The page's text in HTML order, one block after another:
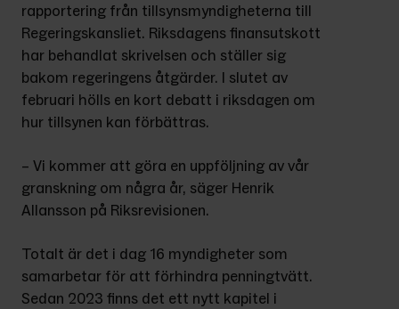
rapportering från tillsynsmyndigheterna till
Regeringskansliet. Riksdagens finansutskott
har behandlat skrivelsen och ställer sig
bakom regeringens åtgärder. I slutet av
februari hölls en kort debatt i riksdagen om
hur tillsynen kan förbättras.
– Vi kommer att göra en uppföljning av vår
granskning om några år, säger Henrik
Allansson på Riksrevisionen.
Totalt är det i dag 16 myndigheter som
samarbetar för att förhindra penningtvätt.
Sedan 2023 finns det ett nytt kapitel i